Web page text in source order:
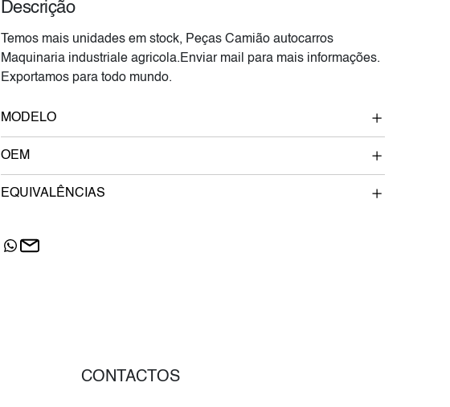
Descrição
Temos mais unidades em stock, Peças Camião autocarros
Maquinaria industriale agricola.Enviar mail para mais informações.
Exportamos para todo mundo.
MODELO
OEM
EQUIVALÊNCIAS
CONTACTOS